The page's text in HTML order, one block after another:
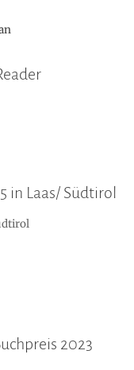
in Laas/ Südtirol
2023